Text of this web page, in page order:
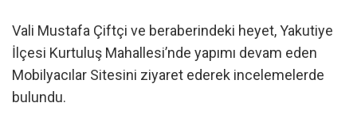
Vali Mustafa Çiftçi ve beraberindeki heyet, Yakutiye
İlçesi Kurtuluş Mahallesi’nde yapımı devam eden
Mobilyacılar Sitesini ziyaret ederek incelemelerde
bulundu.